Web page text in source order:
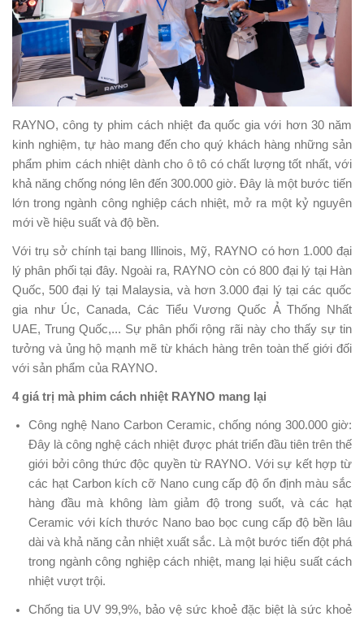
RAYNO, công ty phim cách nhiệt đa quốc gia với hơn 30 năm
kinh nghiệm, tự hào mang đến cho quý khách hàng những sản
phẩm phim cách nhiệt dành cho ô tô có chất lượng tốt nhất, với
khả năng chống nóng lên đến 300.000 giờ. Đây là một bước tiến
lớn trong ngành công nghiệp cách nhiệt, mở ra một kỷ nguyên
mới về hiệu suất và độ bền.
Với trụ sở chính tại bang Illinois, Mỹ, RAYNO có hơn 1.000 đại
lý phân phối tại đây. Ngoài ra, RAYNO còn có 800 đại lý tại Hàn
Quốc, 500 đại lý tại Malaysia, và hơn 3.000 đại lý tại các quốc
gia như Úc, Canada, Các Tiểu Vương Quốc Ả Thống Nhất
UAE, Trung Quốc,... Sự phân phối rộng rãi này cho thấy sự tin
tưởng và ủng hộ mạnh mẽ từ khách hàng trên toàn thế giới đối
với sản phẩm của RAYNO.
4 giá trị mà phim cách nhiệt RAYNO mang lại
Công nghệ Nano Carbon Ceramic, chống nóng 300.000 giờ:
Đây là công nghệ cách nhiệt được phát triển đầu tiên trên thế
giới bởi công thức độc quyền từ RAYNO. Với sự kết hợp từ
các hạt Carbon kích cỡ Nano cung cấp độ ổn định màu sắc
hàng đầu mà không làm giảm độ trong suốt, và các hạt
Ceramic với kích thước Nano bao bọc cung cấp độ bền lâu
dài và khả năng cản nhiệt xuất sắc. Là một bước tiến đột phá
trong ngành công nghiệp cách nhiệt, mang lại hiệu suất cách
nhiệt vượt trội.
Chống tia UV 99,9%, bảo vệ sức khoẻ đặc biệt là sức khoẻ